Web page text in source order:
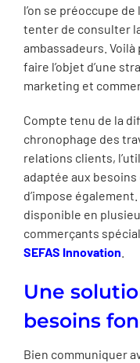
l’on se préoccupe
tenter de consulter
ambassadeurs.
faire l’objet d’une
marketing et
Compte tenu de la
chronophage des
relations clients,
adaptée aux
d’impose
disponible en
commerçants
SEFAS Innovation
Une
besoins
Bien communiquer